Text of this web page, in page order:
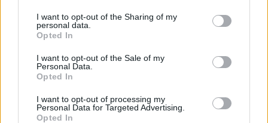
not limited to your visit or usage behaviour. You may click to
grant or deny consent to Google and its third-party tags to
use your data for below specified purposes in below Google
consent section.
I want to opt-out of the Sharing of my
personal data.
Opted In
I want to opt-out of the Sale of my
Personal Data.
Opted In
I want to opt-out of processing my
Personal Data for Targeted Advertising.
Opted In